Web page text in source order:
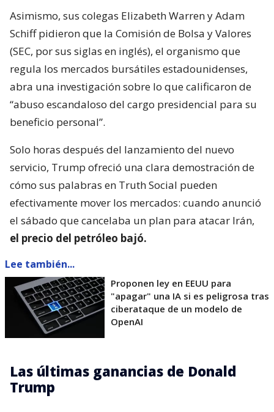
Asimismo, sus colegas Elizabeth Warren y Adam
Schiff pidieron que la Comisión de Bolsa y Valores
(SEC, por sus siglas en inglés), el organismo que
regula los mercados bursátiles estadounidenses,
abra una investigación sobre lo que calificaron de
“abuso escandaloso del cargo presidencial para su
beneficio personal”.
Solo horas después del lanzamiento del nuevo
servicio, Trump ofreció una clara demostración de
cómo sus palabras en Truth Social pueden
efectivamente mover los mercados: cuando anunció
el sábado que cancelaba un plan para atacar Irán,
el precio del petróleo bajó.
Lee también...
Proponen ley en EEUU para
"apagar" una IA si es peligrosa tras
ciberataque de un modelo de
OpenAI
Las últimas ganancias de Donald
Trump